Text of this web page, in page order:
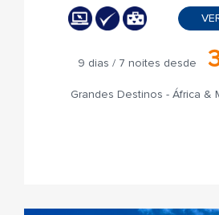
9 dias / 7 noites desde
Grandes Destinos - África &